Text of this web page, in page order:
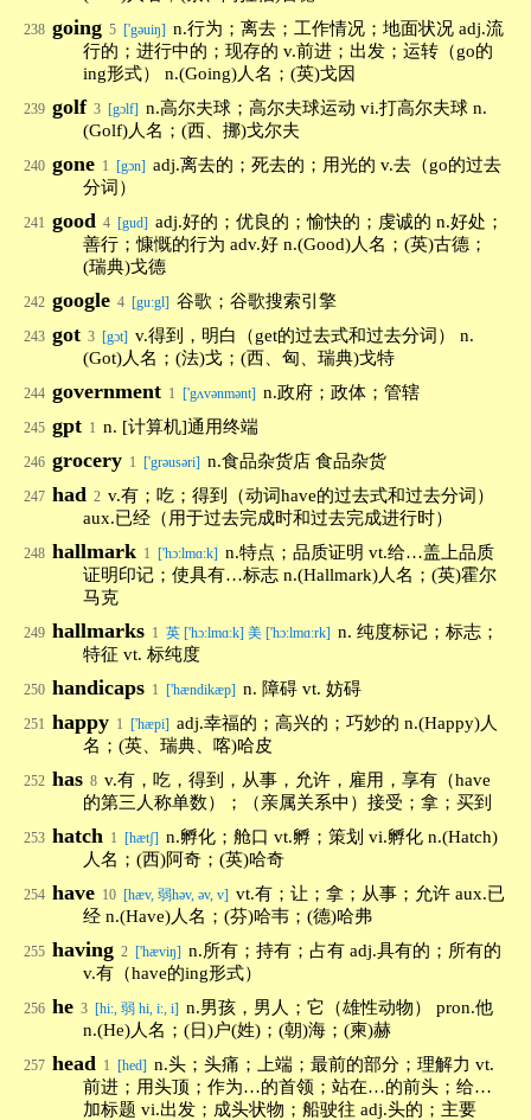
238 going 5 ['gəuiŋ] n.行为；离去；工作情况；地面状况 adj.流
行的；进行中的；现存的 v.前进；出发；运转（go的
ing形式） n.(Going)人名；(英)戈因
239 golf 3 [gɔlf] n.高尔夫球；高尔夫球运动 vi.打高尔夫球 n.
(Golf)人名；(西、挪)戈尔夫
240 gone 1 [gɔn] adj.离去的；死去的；用光的 v.去（go的过去
分词）
241 good 4 [gud] adj.好的；优良的；愉快的；虔诚的 n.好处；
善行；慷慨的行为 adv.好 n.(Good)人名；(英)古德；
(瑞典)戈德
242 google 4 [gu:gl] 谷歌；谷歌搜索引擎
243 got 3 [gɔt] v.得到，明白（get的过去式和过去分词） n.
(Got)人名；(法)戈；(西、匈、瑞典)戈特
244 government 1 ['gʌvənmənt] n.政府；政体；管辖
245 gpt 1 n. [计算机]通用终端
246 grocery 1 ['grəusəri] n.食品杂货店 食品杂货
247 had 2 v.有；吃；得到（动词have的过去式和过去分词）
aux.已经（用于过去完成时和过去完成进行时）
248 hallmark 1 ['hɔ:lmɑ:k] n.特点；品质证明 vt.给…盖上品质
证明印记；使具有…标志 n.(Hallmark)人名；(英)霍尔
马克
249 hallmarks 1 英 ['hɔːlmɑːk] 美 ['hɔːlmɑːrk] n. 纯度标记；标志；
特征 vt. 标纯度
250 handicaps 1 ['hændikæp] n. 障碍 vt. 妨碍
251 happy 1 ['hæpi] adj.幸福的；高兴的；巧妙的 n.(Happy)人
名；(英、瑞典、喀)哈皮
252 has 8 v.有，吃，得到，从事，允许，雇用，享有（have
的第三人称单数）；（亲属关系中）接受；拿；买到
253 hatch 1 [hætʃ] n.孵化；舱口 vt.孵；策划 vi.孵化 n.(Hatch)
人名；(西)阿奇；(英)哈奇
254 have 10 [hæv, 弱həv, əv, v] vt.有；让；拿；从事；允许 aux.已
经 n.(Have)人名；(芬)哈韦；(德)哈弗
255 having 2 ['hæviŋ] n.所有；持有；占有 adj.具有的；所有的
v.有（have的ing形式）
256 he 3 [hi:, 弱 hi, i:, i] n.男孩，男人；它（雄性动物） pron.他
n.(He)人名；(日)户(姓)；(朝)海；(柬)赫
257 head 1 [hed] n.头；头痛；上端；最前的部分；理解力 vt.
前进；用头顶；作为…的首领；站在…的前头；给…
加标题 vi.出发；成头状物；船驶往 adj.头的；主要